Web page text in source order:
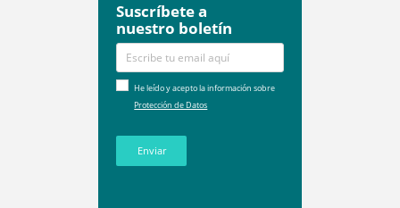
Suscríbete a
nuestro boletín
He leído y acepto la información sobre
Protección de Datos
Enviar